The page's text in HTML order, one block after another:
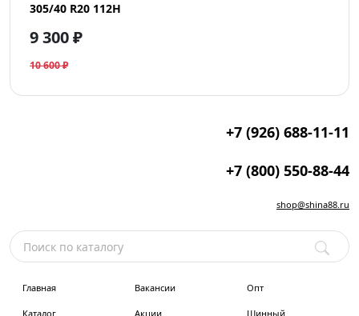
305/40 R20 112H
9 300 ₽
10 600 ₽
+7 (926) 688-11-11
+7 (800) 550-88-44
shop@shina88.ru
Главная
Каталог
Вакансии
Акции
Опт
Шинный